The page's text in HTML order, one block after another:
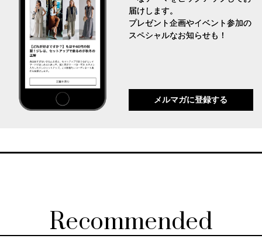
届けします。
プレゼント企画やイベント参加の
スペシャルなお知らせも！
メルマガに登録する
Recommended